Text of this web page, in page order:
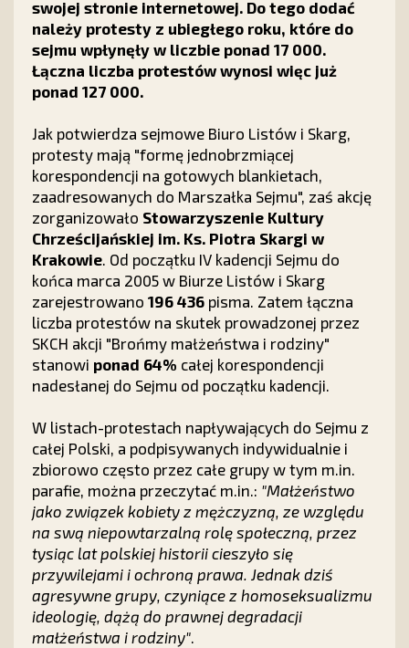
swojej stronie internetowej. Do tego dodać
należy protesty z ubiegłego roku, które do
sejmu wpłynęły w liczbie ponad 17 000.
Łączna liczba protestów wynosi więc już
ponad 127 000.
Jak potwierdza sejmowe Biuro Listów i Skarg,
protesty mają "formę jednobrzmiącej
korespondencji na gotowych blankietach,
zaadresowanych do Marszałka Sejmu", zaś akcję
zorganizowało Stowarzyszenie Kultury
Chrześcijańskiej im. Ks. Piotra Skargi w
Krakowie. Od początku IV kadencji Sejmu do
końca marca 2005 w Biurze Listów i Skarg
zarejestrowano 196 436 pisma. Zatem łączna
liczba protestów na skutek prowadzonej przez
SKCH akcji "Brońmy małżeństwa i rodziny"
stanowi ponad 64% całej korespondencji
nadesłanej do Sejmu od początku kadencji.
W listach-protestach napływających do Sejmu z
całej Polski, a podpisywanych indywidualnie i
zbiorowo często przez całe grupy w tym m.in.
parafie, można przeczytać m.in.: "Małżeństwo
jako związek kobiety z mężczyzną, ze względu
na swą niepowtarzalną rolę społeczną, przez
tysiąc lat polskiej historii cieszyło się
przywilejami i ochroną prawa. Jednak dziś
agresywne grupy, czyniące z homoseksualizmu
ideologię, dążą do prawnej degradacji
małżeństwa i rodziny".